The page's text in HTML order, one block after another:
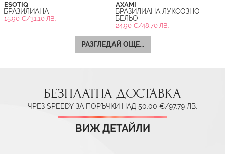
ESOTIQ
БРАЗИЛИАНА
15.90 €/31.10 ЛВ.
AXAMI
БРАЗИЛИАНА ЛУКСОЗНО
БЕЛЬО
24.90 €/48.70 ЛВ.
РАЗГЛЕДАЙ ОЩЕ...
БЕЗПЛАТНА ДОСТАВКА
ЧРЕЗ SPEEDY ЗА ПОРЪЧКИ НАД 50.00 €/97.79 ЛВ.
ВИЖ ДЕТАЙЛИ